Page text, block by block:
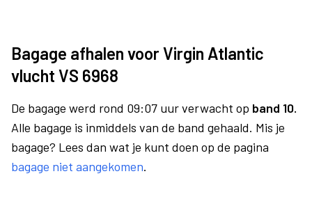
Bagage afhalen voor Virgin Atlantic
vlucht VS 6968
De bagage werd rond 09:07 uur verwacht op band 10.
Alle bagage is inmiddels van de band gehaald. Mis je
bagage? Lees dan wat je kunt doen op de pagina
bagage niet aangekomen.